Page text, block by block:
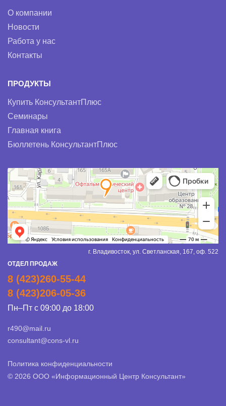
О компании
Новости
Работа у нас
Контакты
ПРОДУКТЫ
Купить КонсультантПлюс
Семинары
Главная книга
Бюллетень КонсультантПлюс
г. Владивосток, ул. Светланская, 167, оф. 522
ОТДЕЛ ПРОДАЖ
8 (423)260-55-44
8 (423)206-05-36
Пн–Пт с 09:00 до 18:00
r490@mail.ru
consultant@cons-vl.ru
Политика конфиденциальности
© 2026 ООО «Информационный Центр Консультант»